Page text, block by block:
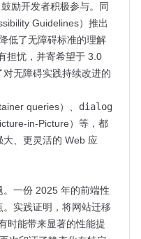
励开发者积极参与。同
Guidelines）推出
低了无障碍标准的理解
担忧，并寄希望于 3.0
无障碍实践持续改进的
queries）、 dialog
in-Picture）等，都
、更灵活的 Web 应
一份 2025 年的前端性
实践证明，将网站迁移
时能带来显著的性能提